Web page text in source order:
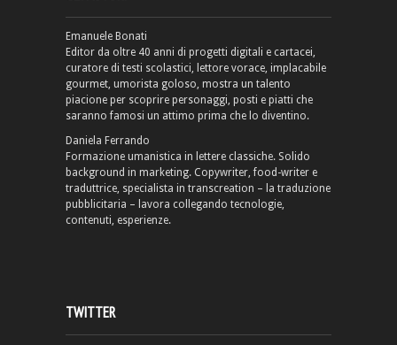
Emanuele Bonati
Editor da oltre 40 anni di progetti digitali e cartacei,
curatore di testi scolastici, lettore vorace, implacabile
gourmet, umorista goloso, mostra un talento
piacione per scoprire personaggi, posti e piatti che
saranno famosi un attimo prima che lo diventino.
Daniela Ferrando
Formazione umanistica in lettere classiche. Solido
background in marketing. Copywriter, food-writer e
traduttrice, specialista in transcreation – la traduzione
pubblicitaria – lavora collegando tecnologie,
contenuti, esperienze.
TWITTER